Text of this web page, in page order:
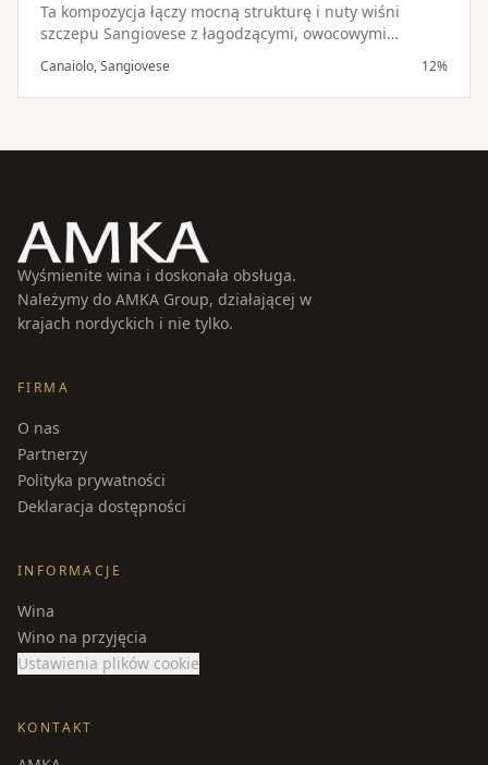
Ta kompozycja łączy mocną strukturę i nuty wiśni
szczepu Sangiovese z łagodzącymi, owocowymi
cechami Canaiolo, dając harmonijne i zrównoważone
wino.
Canaiolo, Sangiovese 12%
Wyśmienite wina i doskonała obsługa.
Należymy do AMKA Group, działającej w
krajach nordyckich i nie tylko.
FIRMA
O nas
Partnerzy
Polityka prywatności
Deklaracja dostępności
INFORMACJE
Wina
Wino na przyjęcia
Ustawienia plików cookie
KONTAKT